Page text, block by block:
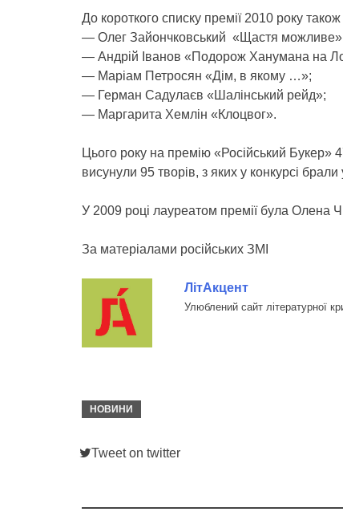
До короткого списку премії 2010 року
— Олег Зайончковський «Щастя
— Андрій Іванов «Подорож Ханумана на
— Маріам Петросян «Дім, в якому …»;
— Герман Садулаєв «Шалінський рейд»;
— Маргарита Хемлін «Клоцвог».
Цього року на премію «Російський Букер»
висунули 95 творів, з яких у конкурсі брали
У 2009 році лауреатом премії була Олена
За матеріалами російських ЗМІ
ЛітАкцент
Улюблений сайт літературної
НОВИНИ
Tweet on twitter